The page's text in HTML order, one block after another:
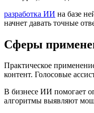
разработка ИИ на базе
начнет давать точные
Сферы
Практическое
контент. Голосовые
В бизнесе ИИ помогает
алгоритмы выявляют